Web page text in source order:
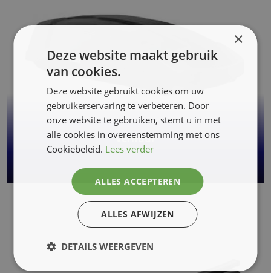
Verhuur
×
Deze website maakt gebruik
van cookies.
Deze website gebruikt cookies om uw
gebruikerservaring te verbeteren. Door
onze website te gebruiken, stemt u in met
alle cookies in overeenstemming met ons
Cookiebeleid. Lees verder
ALLES ACCEPTEREN
ALLES AFWIJZEN
DETAILS WEERGEVEN